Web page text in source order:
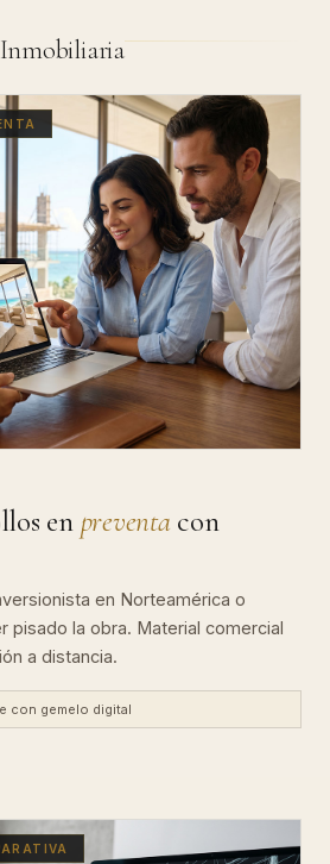
en preventa con
en Norteamérica o
pisado la obra. Material comercial
a distancia.
con gemelo digital